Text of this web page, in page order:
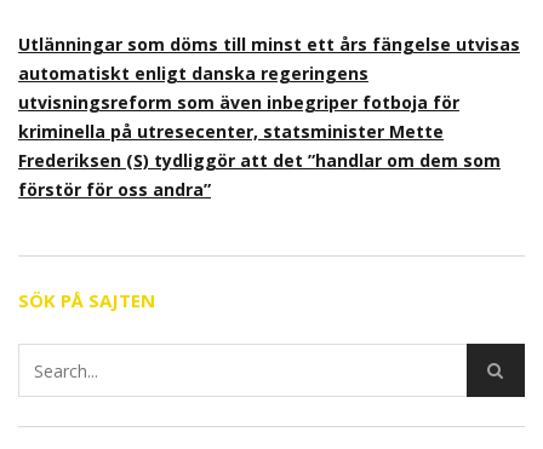
Utlänningar som döms till minst ett års fängelse utvisas
automatiskt enligt danska regeringens
utvisningsreform som även inbegriper fotboja för
kriminella på utresecenter, statsminister Mette
Frederiksen (S) tydliggör att det ”handlar om dem som
förstör för oss andra”
SÖK PÅ SAJTEN